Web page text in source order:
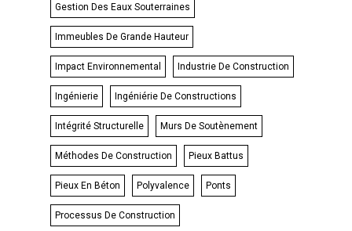
Gestion Des Eaux Souterraines
Immeubles De Grande Hauteur
Impact Environnemental Industrie De Construction
Ingénierie Ingéniérie De Constructions
Intégrité Structurelle Murs De Soutènement
Méthodes De Construction Pieux Battus
Pieux En Béton Polyvalence Ponts
Processus De Construction